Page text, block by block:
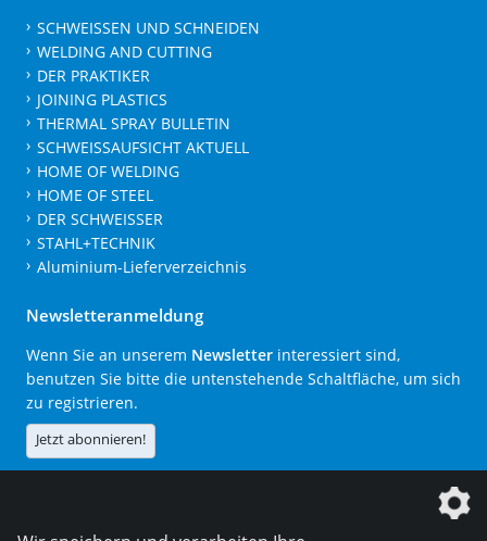
SCHWEISSEN UND SCHNEIDEN
WELDING AND CUTTING
DER PRAKTIKER
JOINING PLASTICS
THERMAL SPRAY BULLETIN
SCHWEISSAUFSICHT AKTUELL
HOME OF WELDING
HOME OF STEEL
DER SCHWEISSER
STAHL+TECHNIK
Aluminium-Lieferverzeichnis
Newsletteranmeldung
Wenn Sie an unserem Newsletter interessiert sind,
benutzen Sie bitte die untenstehende Schaltfläche, um sich
zu registrieren.
Jetzt abonnieren!
Die DVS Media GmbH ist ein Unternehmen der